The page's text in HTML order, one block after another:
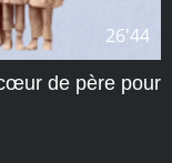
26'44
de père pour